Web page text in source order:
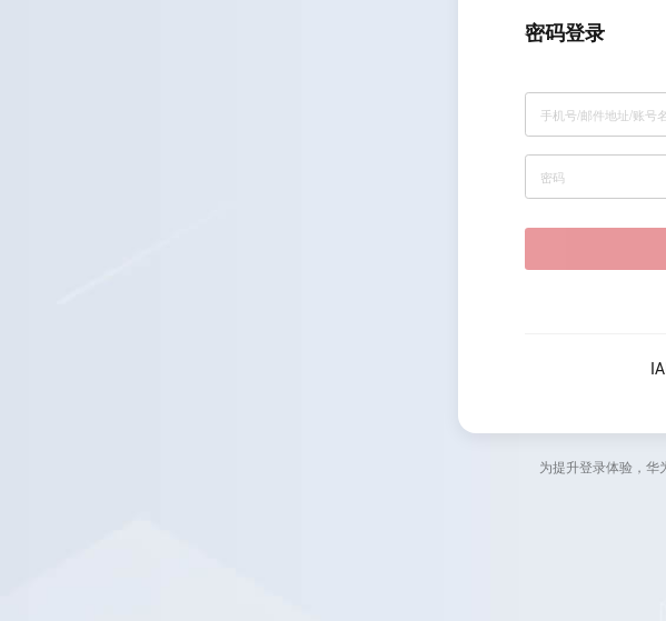
密码登录
为提升登录体验，华